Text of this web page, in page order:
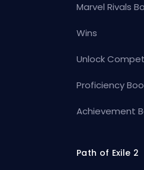
Marvel Rivals
Wins
Unlock
Proficiency
Achievement
Path of Exile 2